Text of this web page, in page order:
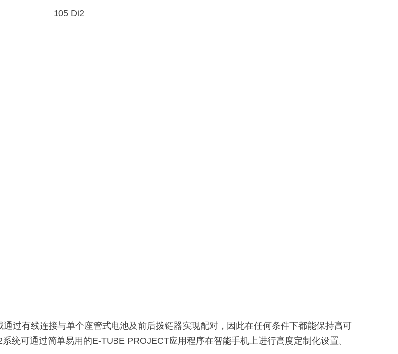
过有线连接与单个座管式电池及前后拨链器实现配对，因此在任何条件下都能保持高可
统可通过简单易用的E-TUBE PROJECT应用程序在智能手机上进行高度定制化设置。